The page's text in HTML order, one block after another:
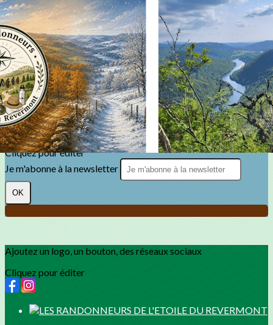
Exporter les lignes sélectionnées
Exporter toutes les colonnes
Exporter uniquement les colonnes affichées
Menu
?>
Images de la page d'accueil
Cliquez pour éditer
Texte, bouton et/ou inscription à la newsletter
Cliquez pour éditer
Je m'abonne à la newsletter
OK
Ajoutez un logo, un bouton, des réseaux sociaux
Cliquez pour éditer